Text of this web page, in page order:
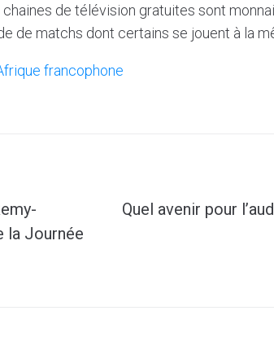
de télévision gratuites sont
de matchs dont certains se jouent à la
francophone
la Journée
Quel avenir pour